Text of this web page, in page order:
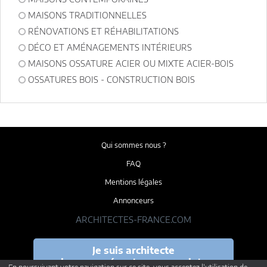
MAISONS TRADITIONNELLES
RÉNOVATIONS ET RÉHABILITATIONS
DÉCO ET AMÉNAGEMENTS INTÉRIEURS
MAISONS OSSATURE ACIER OU MIXTE ACIER-BOIS
OSSATURES BOIS - CONSTRUCTION BOIS
Qui sommes nous ?
FAQ
Mentions légales
Annonceurs
ARCHITECTES-FRANCE.COM
Je suis architecte
je veux présenter mes projets